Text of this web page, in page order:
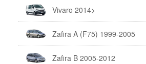
Vivaro 2014>
Zafira A (F75) 1999-2005
Zafira B 2005-2012